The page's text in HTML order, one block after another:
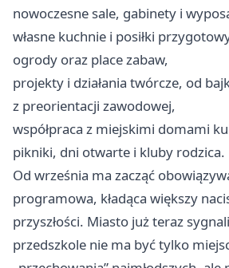
nowoczesne sale, gabinety i
własne kuchnie i posiłki
ogrody oraz place zabaw,
projekty i działania twórcze, od
z preorientacji zawodowej,
współpraca z miejskimi domami
pikniki, dni otwarte i kluby rodzica.
Od września ma zacząć
programowa, kładąca większy
przyszłości. Miasto już teraz
przedszkole nie ma być tylko